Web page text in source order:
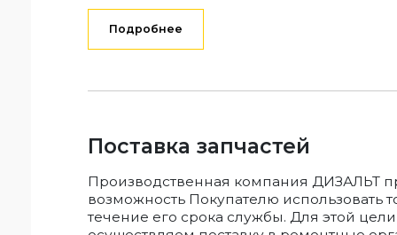
Подробнее
Поставка запчастей
Производственная компания ДИЗАЛЬТ
возможность Покупателю использовать
течение его срока службы. Для этой